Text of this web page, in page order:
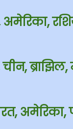
ब्राझिल,
अमेरिका,